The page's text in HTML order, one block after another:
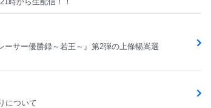
サー優勝録～若王～』第2弾の上條暢嵩選
について